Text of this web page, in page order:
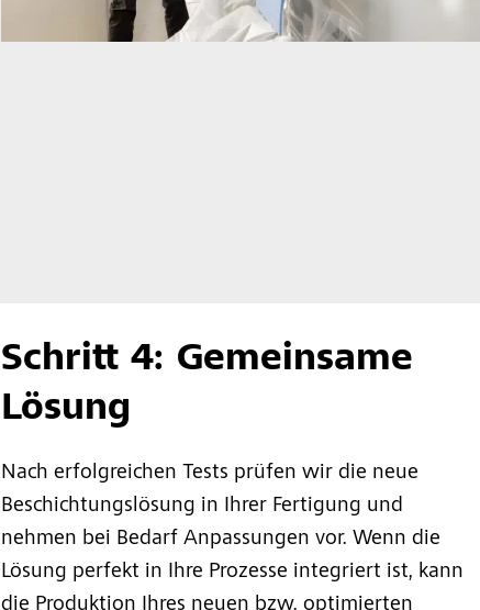
Schritt 4: Gemeinsame
Lösung
Nach erfolgreichen Tests prüfen wir die neue
Beschichtungslösung in Ihrer Fertigung und
nehmen bei Bedarf Anpassungen vor. Wenn die
Lösung perfekt in Ihre Prozesse integriert ist, kann